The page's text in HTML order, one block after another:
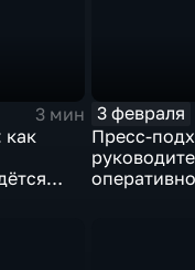
3 мин
как
3 февраля
Пресс-